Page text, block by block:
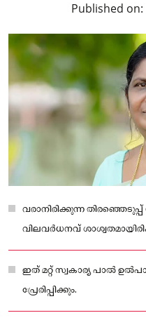
Published on:
വരാനിരിക്കുന്ന
വിലവർധനവ്
മിൽമയുടെ നിർദ്ദേശം
ഇത് മറ്റ് സ്വകാര്യ പാൽ
പ്രേരിപ്പിക്കും.